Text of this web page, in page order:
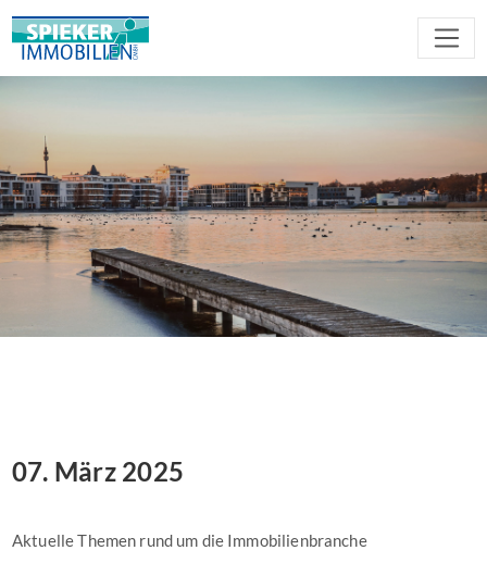
07. März 2025
Aktuelle Themen rund um die Immobilienbranche